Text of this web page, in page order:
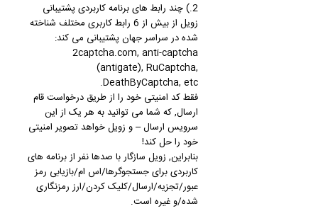
2.) چند رابط های برنامه کاربردی پشتیبانی
زویل از بیش از 6 رابط کاربری مختلف شناخته
شده در سراسر جهان پشتیبانی می کند:
2captcha.com, anti-captcha
(antigate), RuCaptcha,
DeathByCaptcha, etc.
فقط کد امنیتی خود را از طریق درخواست قام
ارسال, که شما می توانید به هر یک از این
سرویس ارسال – و زویل خواهد تصویر امنیتی
خود را حل کند!
بنابراین, زویل سازگار با صدها نفر از برنامه های
کاربردی برای جستجوگرها/اس ام/بازیابی رمز
عبور/تجزیه/ارسال/کلیک کردن/ارز رمزنگاری
شده/و غیره است.